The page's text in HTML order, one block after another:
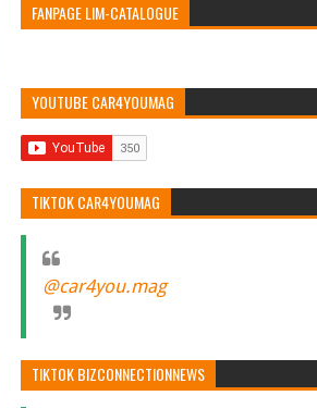
FANPAGE LIM-CATALOGUE
YOUTUBE CAR4YOUMAG
TIKTOK CAR4YOUMAG
@car4you.mag
TIKTOK BIZCONNECTIONNEWS